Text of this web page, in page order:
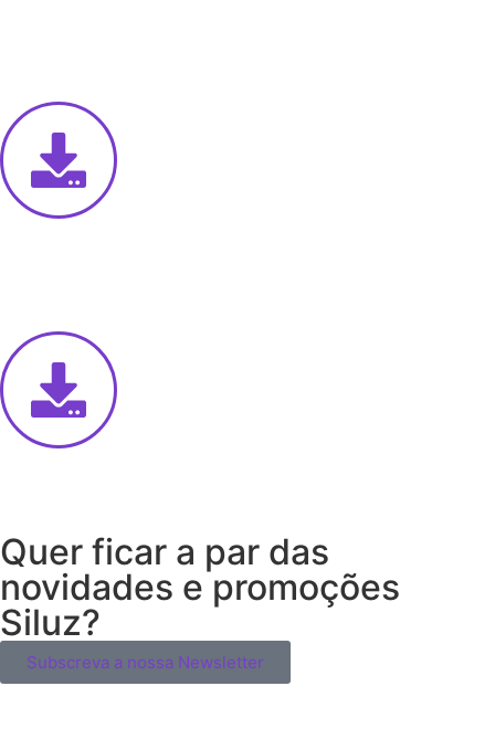
Quer ficar a par das
novidades e promoções
Siluz?
Subscreva a nossa Newsletter